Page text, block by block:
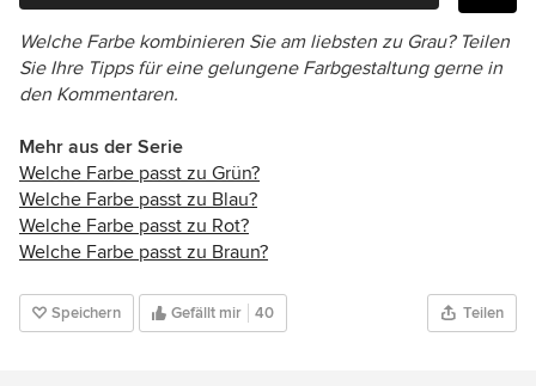
Welche Farbe kombinieren Sie am liebsten zu Grau? Teilen
Sie Ihre Tipps für eine gelungene Farbgestaltung gerne in
den Kommentaren.
Mehr aus der Serie
Welche Farbe passt zu Grün?
Welche Farbe passt zu Blau?
Welche Farbe passt zu Rot?
Welche Farbe passt zu Braun?
Speichern Gefällt mir 40 Teilen